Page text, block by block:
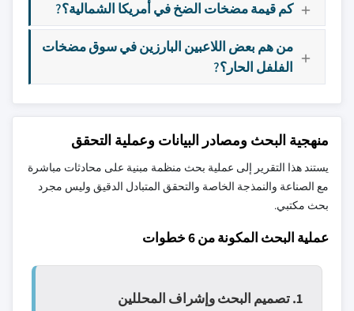
كم قيمة مضخات الضخ في أمريكا الشمالية؟?
من هم بعض اللاعبين البارزين في سوق مضخات
الفلفل الحار؟?
منهجية البحث ومصادر البيانات وعملية التحقق
يستند هذا التقرير إلى عملية بحث منظمة مبنية على محادثات مباشرة
مع الصناعة والنمذجة الخاصة والتحقق المتبادل الدقيق وليس مجرد
بحث مكتبي.
عملية البحث المكونة من 6 خطوات
1. تصميم البحث وإشراف المحللين